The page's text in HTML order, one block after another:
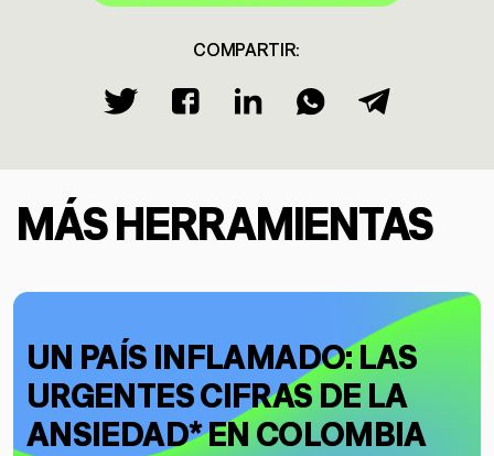
COMPARTIR:
MÁS HERRAMIENTAS
UN PAÍS INFLAMADO: LAS
URGENTES CIFRAS DE LA
ANSIEDAD* EN COLOMBIA